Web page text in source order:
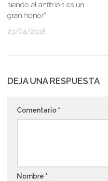
siendo el anfitrión es un
gran honor”
23/04/2018
DEJA UNA RESPUESTA
Comentario *
Nombre *